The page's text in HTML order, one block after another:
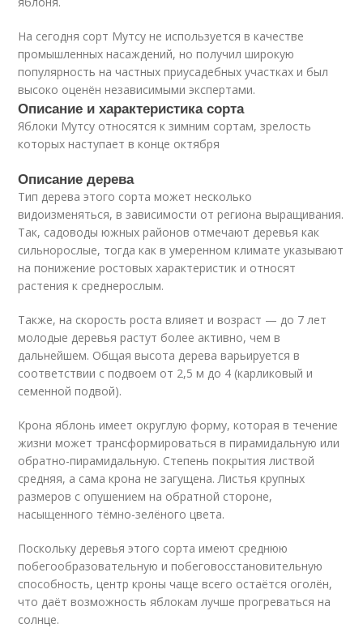
На сегодня сорт Мутсу не используется в качестве
промышленных насаждений, но получил широкую
популярность на частных приусадебных участках и был
высоко оценён независимыми экспертами.
Описание и характеристика сорта
Яблоки Мутсу относятся к зимним сортам, зрелость
которых наступает в конце октября
Описание дерева
Тип дерева этого сорта может несколько
видоизменяться, в зависимости от региона выращивания.
Так, садоводы южных районов отмечают деревья как
сильнорослые, тогда как в умеренном климате указывают
на понижение ростовых характеристик и относят
растения к среднерослым.
Также, на скорость роста влияет и возраст — до 7 лет
молодые деревья растут более активно, чем в
дальнейшем. Общая высота дерева варьируется в
соответствии с подвоем от 2,5 м до 4 (карликовый и
семенной подвой).
Крона яблонь имеет округлую форму, которая в течение
жизни может трансформироваться в пирамидальную или
обратно-пирамидальную. Степень покрытия листвой
средняя, а сама крона не загущена. Листья крупных
размеров с опушением на обратной стороне,
насыщенного тёмно-зелёного цвета.
Поскольку деревья этого сорта имеют среднюю
побегообразовательную и побеговосстановительную
способность, центр кроны чаще всего остаётся оголён,
что даёт возможность яблокам лучше прогреваться на
солнце.